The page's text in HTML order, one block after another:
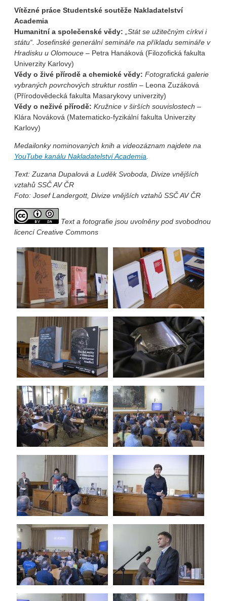
Vítězné práce Studentské soutěže Nakladatelství
Academia
Humanitní a společenské vědy:
„Stát se užitečným církvi i
státu“. Josefinské generální semináře na příkladu semináře v
Hradisku u Olomouce – Petra Hanáková (Filozofická fakulta
Univerzity Karlovy)
Vědy o živé přírodě a chemické vědy: Fotografická galerie
vybraných povrchových struktur rostlin – Leona Zuzáková
(Přírodovědecká fakulta Masarykovy univerzity)
Vědy o neživé přírodě: Kružnice v širších souvislostech –
Klára Nováková (Matematicko-fyzikální fakulta Univerzity
Karlovy)
Medailonky nominovaných knih a videozáznam najdete na
YouTube kanálu Nakladatelství Academia
Text: Zuzana Dupalová a Luděk Svoboda, Divize vnějších
vztahů SSČ AV ČR
Foto: Josef Landergott, Divize vnějších vztahů SSČ AV ČR
Text a fotografie jsou uvolněny pod svobodnou
licencí Creative Commons